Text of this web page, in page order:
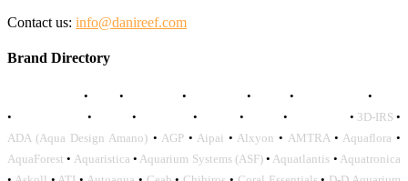
Contact us: info@danireef.com
Brand Directory
• • • • • •
•
• • • • • • 3D-IRS •
ADA (Aqua Design Amano) • AGP• Aipai • Alxyon • AMTRA• Aquaflora •
AquaForest • Aquaristica • Aquarium Systems (ASF)• Aquatlantis • Aquatronica